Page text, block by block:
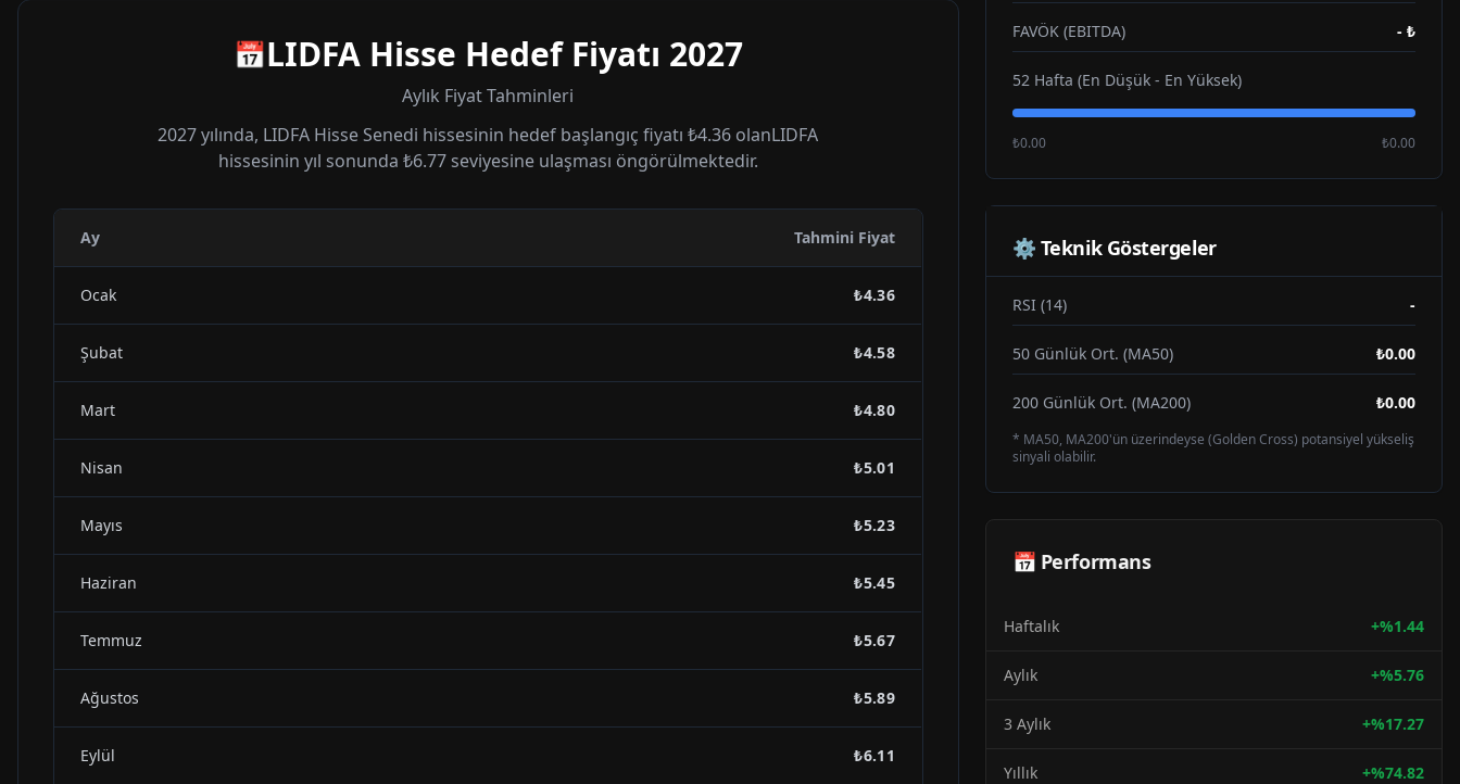
📅LIDFAHisse Hedef Fiyatı 2027
Aylık Fiyat Tahminleri
2027yılında, LIDFA Hisse Senedi hissesinin hedef başlangıç fiyatı₺4.36 olanLIDFA
hissesinin yıl sonunda ₺6.77seviyesine ulaşması öngörülmektedir.
Ay Tahmini Fiyat
Ocak ₺4.36
Şubat ₺4.58
Mart ₺4.80
Nisan ₺5.01
Mayıs ₺5.23
Haziran ₺5.45
Temmuz ₺5.67
Ağustos ₺5.89
Eylül ₺6.11
FAVÖK (EBITDA) - ₺
52 Hafta (En Düşük - En Yüksek)
₺0.00 ₺0.00
⚙️ Teknik Göstergeler
RSI (14) -
50 Günlük Ort. (MA50) ₺0.00
200 Günlük Ort. (MA200) ₺0.00
* MA50, MA200'ün üzerindeyse (Golden Cross) potansiyel yükseliş
sinyali olabilir.
📅 Performans
Haftalık +%1.44
Aylık +%5.76
3 Aylık +%17.27
Yıllık +%74.82